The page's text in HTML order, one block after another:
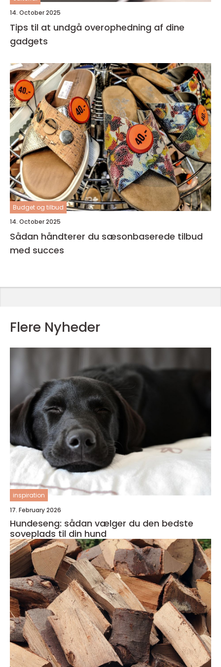
14. October 2025
Tips til at undgå overophedning af dine
gadgets
Budget og tilbud
14. October 2025
Sådan håndterer du sæsonbaserede tilbud
med succes
Flere Nyheder
inspiration
17. February 2026
Hundeseng: sådan vælger du den bedste
soveplads til din hund